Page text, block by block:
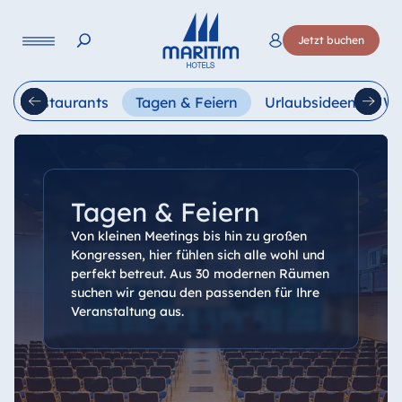
Jetzt buchen
English Français
Restaurants Tagen & Feiern Urlaubsideen
Tagen & Feiern
Von kleinen Meetings bis hin zu großen
Kongressen, hier fühlen sich alle wohl und
perfekt betreut. Aus 30 modernen Räumen
suchen wir genau den passenden für Ihre
Veranstaltung aus.